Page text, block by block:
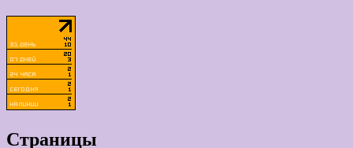
Страницы